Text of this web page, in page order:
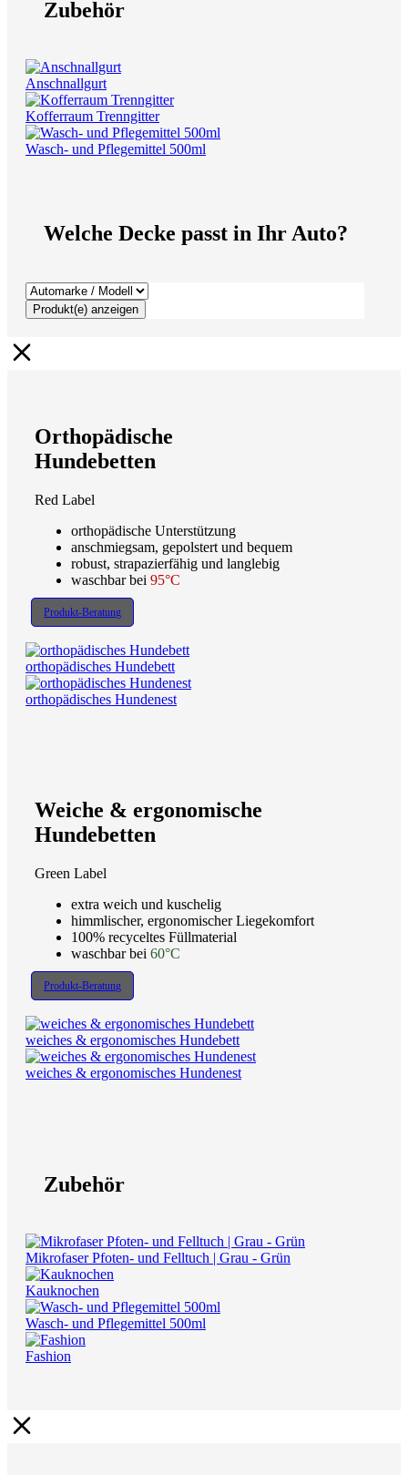
Zubehör
Anschnallgurt
Kofferraum Trenngitter
Wasch- und Pflegemittel 500ml
Welche Decke passt in Ihr Auto?
Produkt(e) anzeigen
Orthopädische
Hundebetten
Red Label
orthopädische Unterstützung
anschmiegsam, gepolstert und bequem
robust, strapazierfähig und langlebig
waschbar bei 95°C
Produkt-Beratung
orthopädisches Hundebett
orthopädisches Hundenest
Weiche & ergonomische
Hundebetten
Green Label
extra weich und kuschelig
himmlischer, ergonomischer Liegekomfort
100% recyceltes Füllmaterial
waschbar bei 60°C
Produkt-Beratung
weiches & ergonomisches Hundebett
weiches & ergonomisches Hundenest
Zubehör
Mikrofaser Pfoten- und Felltuch | Grau - Grün
Kauknochen
Wasch- und Pflegemittel 500ml
Fashion